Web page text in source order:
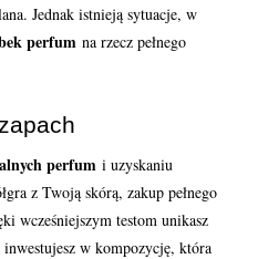
Jednak istnieją sytuacje, w
perfum na rzecz pełnego
perfum i uzyskaniu
z Twoją skórą, zakup pełnego
wcześniejszym testom unikasz
w kompozycję, która